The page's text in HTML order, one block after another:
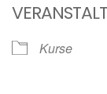
Kurse